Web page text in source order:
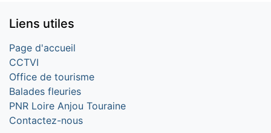
Liens utiles
Page d'accueil
CCTVI
Office de tourisme
Balades fleuries
PNR Loire Anjou Touraine
Contactez-nous